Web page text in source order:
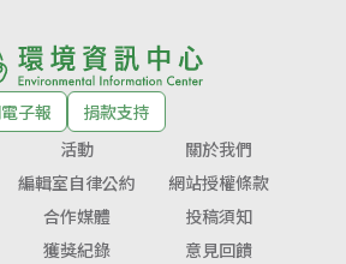
子報
捐款支持
活動
關於我們
編輯室自律公約
網站授權條款
合作媒體
投稿須知
獲獎紀錄 意見回饋